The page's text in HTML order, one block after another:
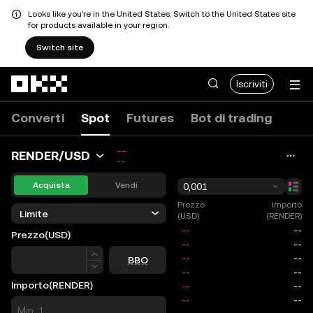
Looks like you're in the United States. Switch to the United States site
for products available in your region.
Switch site
Iscriviti
Converti Spot Futures Bot di trading
RENDER/USD --
--
Acquista Vendi
Limite
Prezzo(USD)
Prezzo
BBO
Importo(RENDER)
0,001
Prezzo
(USD)
Importo
(RENDER)